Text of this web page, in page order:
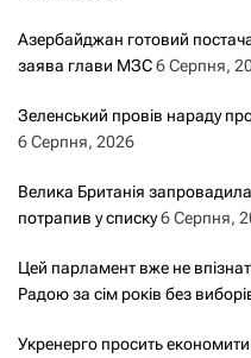
Азербайджан готовий
заява глави МЗС6 Серпня,
Зеленський провів нараду про
6 Серпня, 2026
Велика Британія запровадила
потрапив у списку6 Серпня,
Цей парламент вже не
Радою за сім років без
Укренерго просить